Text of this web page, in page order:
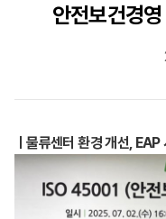
안전보건경
ㅣ물류센터 환경 개선,